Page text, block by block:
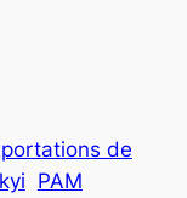
de
PAM